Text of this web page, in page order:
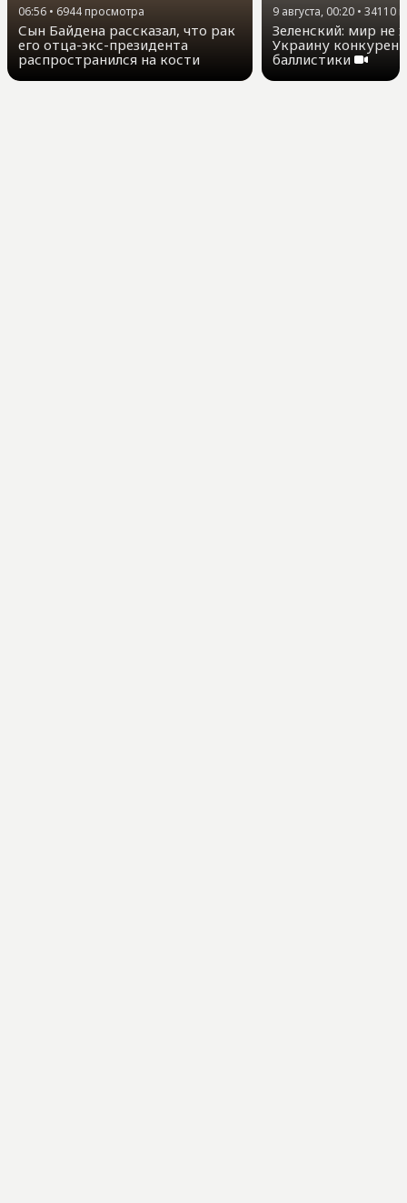
06:56 • 6944просмотра
Сын Байдена рассказал, что рак
его отца-экс-президента
распространился на кости
9 августа, 00:20 • 34110
Зеленский: мир не
Украину
баллистики